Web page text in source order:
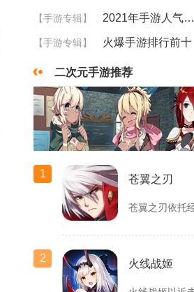
【手游专辑】 2021年手游人气排行
【手游专辑】 火爆手游排行前十
二次元手游推荐
1 苍翼之刃
2 火线战姬